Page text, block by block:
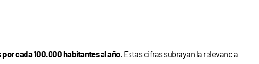
por cada 100.000 habitantes al año. Estas cifras subrayan la relevancia